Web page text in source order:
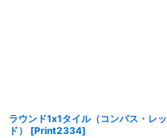
ラウンド1x1タイル（コンパス・レッ
ド）
[Print2334]